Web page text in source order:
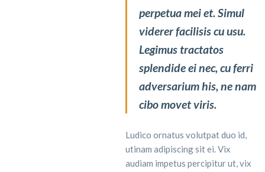
perpetua mei et. Simul
viderer facilisis cu usu.
Legimus tractatos
splendide ei nec, cu ferri
adversarium his, ne nam
cibo movet viris.
Ludico ornatus volutpat duo id,
utinam adipiscing sit ei. Vix
audiam impetus percipitur ut, vix